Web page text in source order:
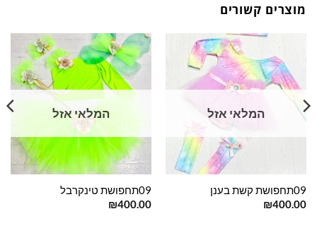
מוצרים קשורים
המלאי אזל
קשת בענן
₪
המלאי אזל
09תחפושת טינקרבל
₪400.00